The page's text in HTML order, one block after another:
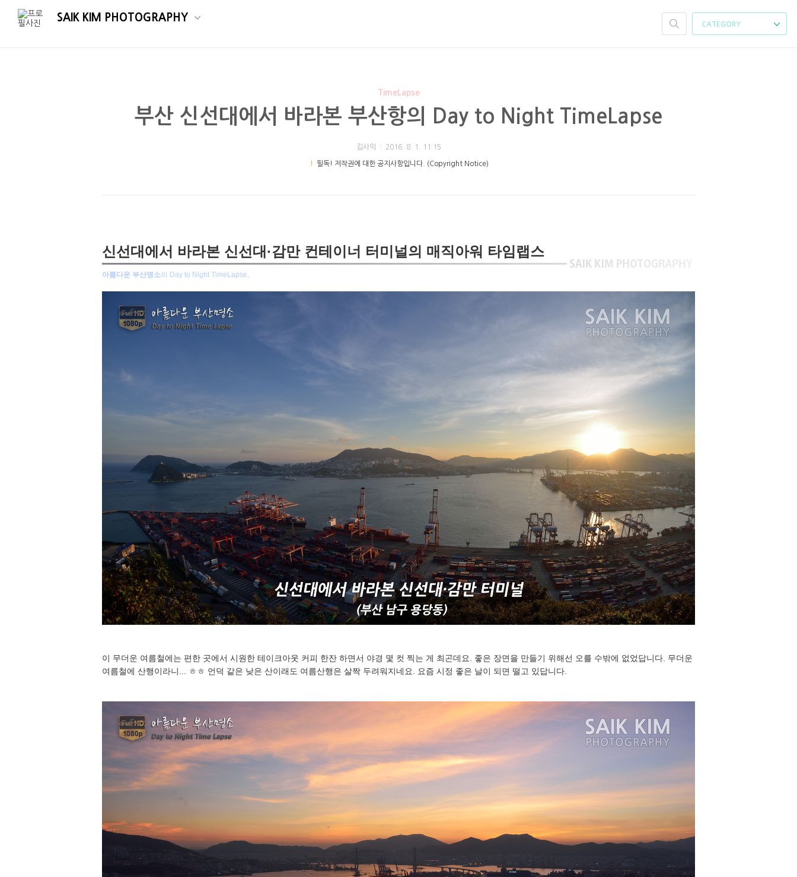
SAIK KIM PHOTOGRAPHY
CATEGORY
TimeLapse
부산 신선대에서 바라본 부산항의 Day to Night TimeLapse
김사익 2016. 8. 1. 11:15
！ 필독! 저작권에 대한 공지사항입니다. (Copyright Notice)
신선대에서 바라본 신선대·감만 컨테이너 터미널의 매직아워 타임랩스
아름다운 부산명소의 Day to Night TimeLapse,
이 무더운 여름철에는 편한 곳에서 시원한 테이크아웃 커피 한잔 하면서 야경 몇 컷 찍는 게 최곤데요. 좋은 장면을 만들기 위해선 오를 수밖에 없었답니다. 무더운
여름철에 산행이라니... ㅎㅎ 언덕 같은 낮은 산이래도 여름산행은 살짝 두려워지네요. 요즘 시정 좋은 날이 되면 떨고 있답니다.